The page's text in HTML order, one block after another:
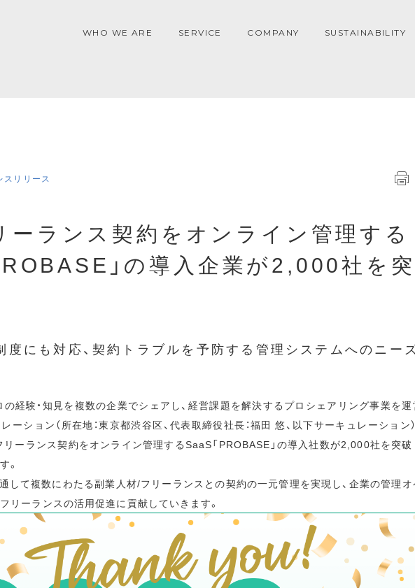
WHO WE ARE SERVICE COMPANY SUSTAINABILITY
スリリース
ーランス契約をオンライン管理する
」の導入企業が2,000社を突
度にも対応、契約トラブルを予防する管理システムへのニー
経験・知見を複数の企業でシェアし、経営課題を解決するプロシェアリング事業を運
ーション（所在地：東京都渋谷区、代表取締役社長：福田 悠、以下サーキュレーション）
ーランス契約をオンライン管理するSaaS「PROBASE」の導入社数が2,000社を突破
。
して複数にわたる副業人材/フリーランスとの契約の一元管理を実現し、企業の管理オ
リーランスの活用促進に貢献していきます。